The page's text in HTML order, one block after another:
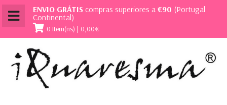
ENVIO GRÁTIS compras superiores a €90 (Portugal
Continental)
0 Item(ns) | 0,00€